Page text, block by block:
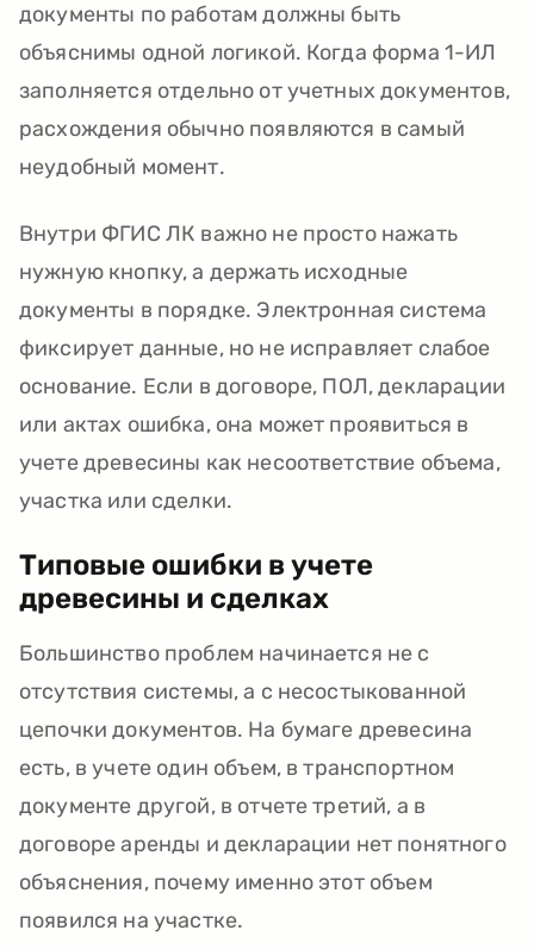
документы по работам должны быть
объяснимы одной логикой. Когда форма 1-ИЛ
заполняется отдельно от учетных документов,
расхождения обычно появляются в самый
неудобный момент.
Внутри ФГИС ЛК важно не просто нажать
нужную кнопку, а держать исходные
документы в порядке. Электронная система
фиксирует данные, но не исправляет слабое
основание. Если в договоре, ПОЛ, декларации
или актах ошибка, она может проявиться в
учете древесины как несоответствие объема,
участка или сделки.
Типовые ошибки в учете
древесины и сделках
Большинство проблем начинается не с
отсутствия системы, а с несостыкованной
цепочки документов. На бумаге древесина
есть, в учете один объем, в транспортном
документе другой, в отчете третий, а в
договоре аренды и декларации нет понятного
объяснения, почему именно этот объем
появился на участке.